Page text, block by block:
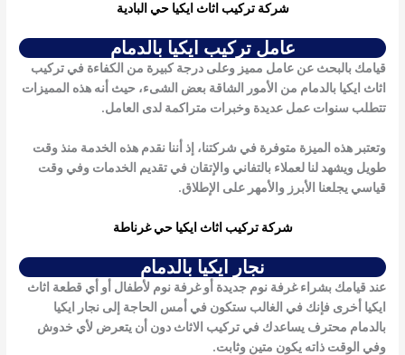
شركة تركيب اثاث ايكيا حي البادية
عامل تركيب ايكيا بالدمام
قيامك بالبحث عن عامل مميز وعلى درجة كبيرة من الكفاءة في تركيب
اثاث ايكيا بالدمام من الأمور الشاقة بعض الشىء، حيث أنه هذه المميزات
تتطلب سنوات عمل عديدة وخبرات متراكمة لدى العامل.
وتعتبر هذه الميزة متوفرة في شركتنا، إذ أننا نقدم هذه الخدمة منذ وقت
طويل ويشهد لنا لعملاء بالتفاني والإتقان في تقديم الخدمات وفي وقت
قياسي يجلعنا الأبرز والأمهر على الإطلاق.
شركة تركيب اثاث ايكيا حي غرناطة
نجار ايكيا بالدمام
عند قيامك بشراء غرفة نوم جديدة أو غرفة نوم لأطفال أو أي قطعة اثاث
ايكيا أخرى فإنك في الغالب ستكون في أمس الحاجة إلىنجار ايكيا
بالدمام محترف يساعدك في تركيب الاثاث دون أن يتعرض لأي خدوش
وفي الوقت ذاته يكون متين وثابت.